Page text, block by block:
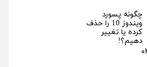
چگونه پسورد
ویندوز 10 را حذف
کرده یا تغییر
دهیم؟!